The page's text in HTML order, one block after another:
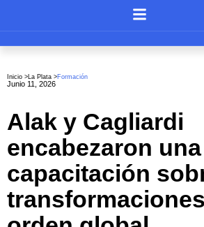
Inicio >La Plata >Formación
Junio 11, 2026
Alak y Cagliardi
encabezaron una
capacitación